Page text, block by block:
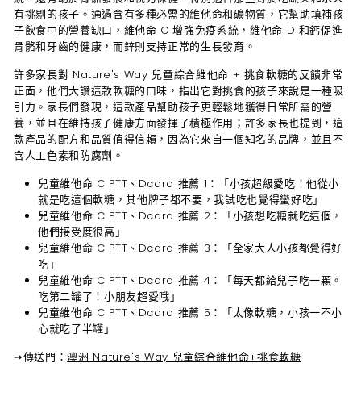
有挑剔的孩子。通過含有多種必需的維他命和礦物質，它幫助填補孩
子飲食中的營養缺口，維他命 C 增強免疫系統，維他命 D 和鈣促進
骨骼和牙齒的健康，而鋅則支持正常的生長發育。
許多家長對 Nature's Way 兒童綜合維他命 + 挑食軟糖的反饋非常
正面，他們大讚這款軟糖的口味，指出它對挑食的孩子來說是一種吸
引力。家長們發現，這款產品幫助孩子更輕鬆地獲得日常所需的營
養，並且在維持孩子健康方面發揮了積極作用；許多家長也提到，這
款產品的配方和品質值得信賴，因為它來自一個知名的品牌，並且不
含人工色素和防腐劑。
兒童維他命 C PTT、Dcard 推薦 1 ：「小孩超級愛吃！他從小
就是吃這個軟糖，其他牌子都不要，我試吃也覺得蠻好吃」
兒童維他命 C PTT、Dcard 推薦 2 ：「小孩想吃糖就吃這個，
他們接受度很高」
兒童維他命 C PTT、Dcard 推薦 3 ：「全家大人小孩都覺得好
吃」
兒童維他命 C PTT、Dcard 推薦 4 ：「每天都給兒子吃一顆。
吃第二罐了！小朋友超愛哦」
兒童維他命 C PTT、Dcard 推薦 5 ：「太像軟糖，小孩一不小
心就吃了半罐」
➙傳送門：澳洲 Nature's Way 兒童綜合維他命+挑食軟糖